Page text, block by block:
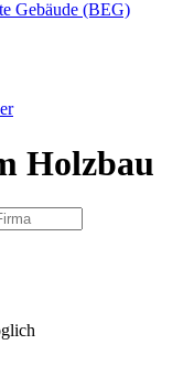
Gebäude (BEG)
Holzbau